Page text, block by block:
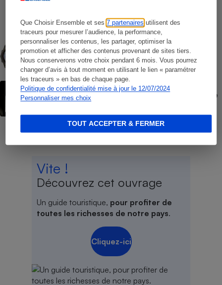
Que Choisir Ensemble et ses7 partenaires utilisent des
traceurs pour mesurer l’audience, la performance,
personnaliser les contenus, les partager, optimiser la
promotion et afficher des contenus provenant de sites tiers.
Nous conserverons votre choix pendant 6 mois. Vous pourrez
changer d’avis à tout moment en utilisant le lien « paramétrer
les traceurs » en bas de chaque page.
Politique de confidentialité mise à jour le 12/07/2024
Personnaliser mes choix
TOUT ACCEPTER & FERMER
COMMENT NOUS TESTONS
Montres connectées - Le protocole
ACTION QUE CHOISIR ENSEMBLE
Forfaits « à vie » Red by SFR - L’UFC-Que
Choisir fait lourdement condamner SFR
Vite !
Découvrez cet ouvrage
Un guide touristique, pour profiter de
toutes les richesses de notre pays.
Cliquez-ici